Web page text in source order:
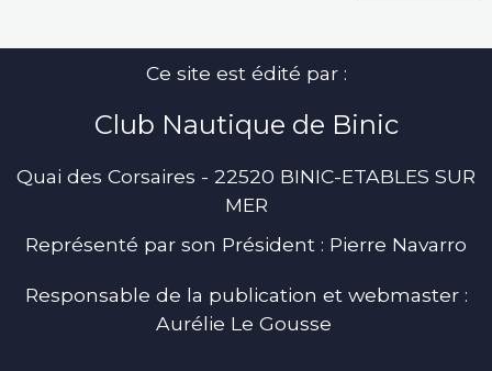
Ce site est édité par :
Club Nautique de Binic
Quai des Corsaires - 22520 BINIC-ETABLES SUR
MER
Représenté par son Président : Pierre Navarro
Responsable de la publication et webmaster :
Aurélie Le Gousse